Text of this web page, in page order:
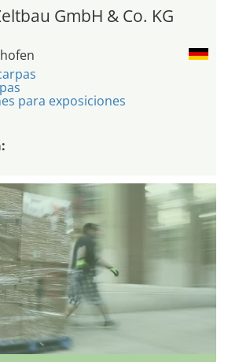
GmbH & Co. KG
para exposiciones